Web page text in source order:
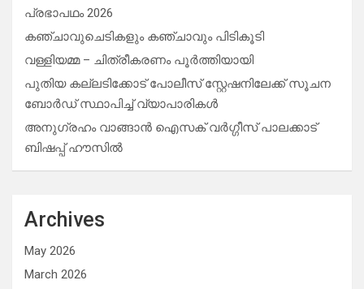
പ്രഭാപഥം 2026
കഞ്ചാവുചെടികളും കഞ്ചാവും പിടികൂടി
വള്ളിയമ്മ – ചിത്രീകരണം പൂർത്തിയായി
പുതിയ കല്ലടിക്കോട് പോലീസ് സ്റ്റേഷനിലേക്ക് സൂചന
ബോർഡ് സ്ഥാപിച്ച് വ്യാപാരികൾ
അനുഗ്രഹം വാങ്ങാൻ ഐസക് വര്‍ഗ്ഗീസ് പാലക്കാട്
ബിഷപ്പ് ഹൗസില്‍
Archives
May 2026
March 2026